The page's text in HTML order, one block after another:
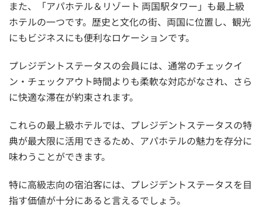
また、「アパホテル＆リゾート 両国駅タワー」も最上級
ホテルの一つです。歴史と文化の街、両国に位置し、観光
にもビジネスにも便利なロケーションです。
プレジデントステータスの会員には、通常のチェックイ
ン・チェックアウト時間よりも柔軟な対応がなされ、さら
に快適な滞在が約束されます。
これらの最上級ホテルでは、プレジデントステータスの特
典が最大限に活用できるため、アパホテルの魅力を存分に
味わうことができます。
特に高級志向の宿泊客には、プレジデントステータスを目
指す価値が十分にあると言えるでしょう。